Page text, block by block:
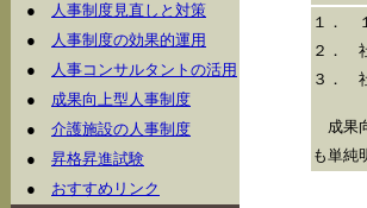
●
人事制度見直しと対策
●
人事制度の効果的運用
●
人事コンサルタントの活用
● 成果向上型人事制度
● 介護施設の人事制度
● 昇格昇進試験
● おすすめリンク
１．
２．
３．
成果
も単純